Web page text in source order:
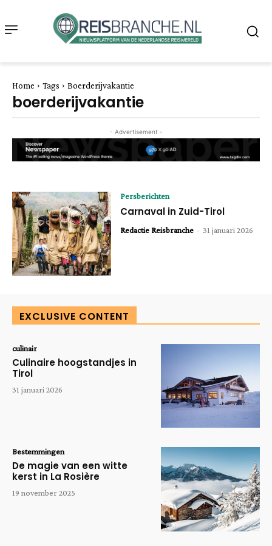
Home Tags Boerderijvakantie
boerderijvakantie
- Advertisement -
Persberichten
Carnaval in Zuid-Tirol
Redactie Reisbranche - 31 januari 2026
EXCLUSIVE CONTENT
culinair
Culinaire hoogstandjes in
Tirol
31 januari 2026
Bestemmingen
De magie van een witte
kerst in La Rosière
19 november 2025